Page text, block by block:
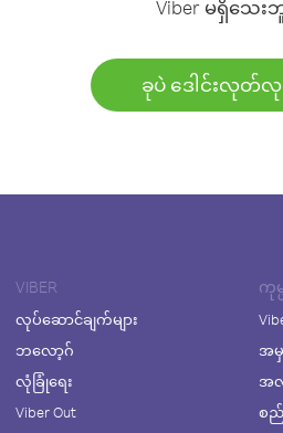
Viber မရှိသေး
ခုပဲ ဒေါင်းလုတ်
VIBER
လုပ်ဆောင်ချက်များ
ဘလော့ဂ်
လုံခြုံရေး
Viber Out
ကု
အ
အ
စည်